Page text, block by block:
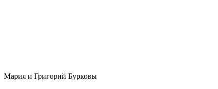
Мария и Григорий Бурковы